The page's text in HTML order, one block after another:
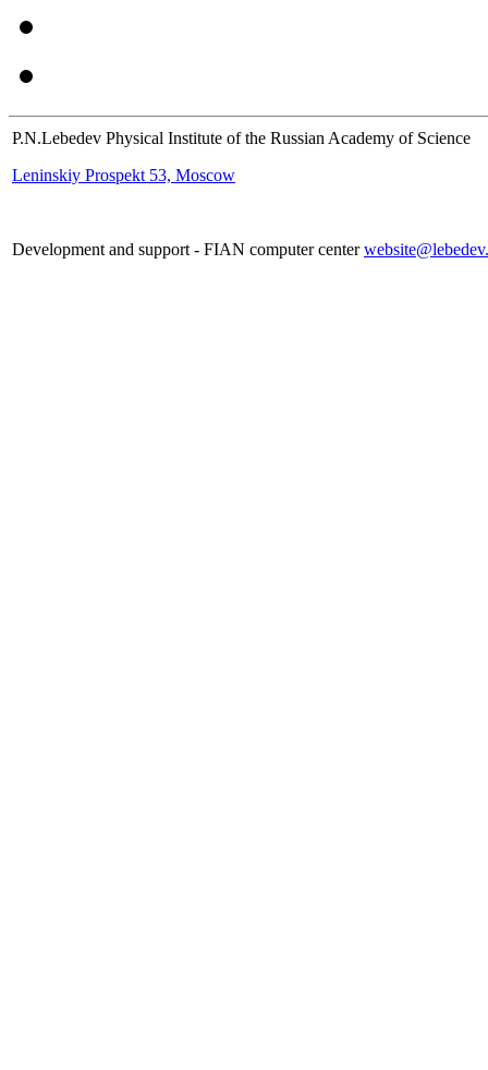
P.N.Lebedev Physical Institute of the Russian Academy of Science
Leninskiy Prospekt 53, Moscow
Development and support - FIAN computer center